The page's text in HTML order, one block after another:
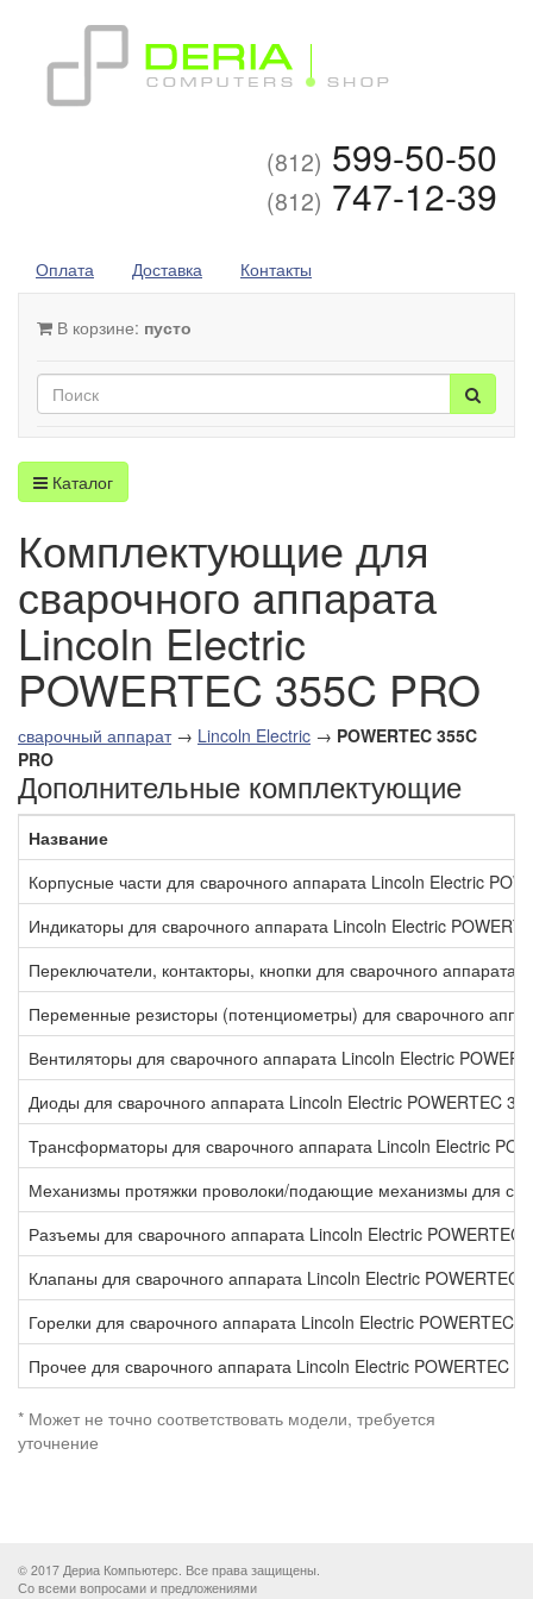
(812) 599-50-50
(812) 747-12-39
Оплата Доставка Контакты
В корзине: пусто
Каталог
Комплектующие для
сварочного аппарата
Lincoln Electric
POWERTEC 355C PRO
сварочный аппарат→ Lincoln Electric → POWERTEC 355C
PRO
Дополнительные комплектующие
Название
Корпусные части для сварочного аппарата Lincoln Electric
Индикаторы для сварочного аппарата Lincoln Electric
Переключатели, контакторы, кнопки для сварочного аппарата
Переменные резисторы (потенциометры) для сварочного
Вентиляторы для сварочного аппарата Lincoln Electric
Диоды для сварочного аппарата Lincoln Electric POWERTEC
Трансформаторы для сварочного аппарата Lincoln Electric
Механизмы протяжки проволоки/подающие механизмы для
Разъемы для сварочного аппарата Lincoln Electric POWERTEC
Клапаны для сварочного аппарата Lincoln Electric POWERTEC
Горелки для сварочного аппарата Lincoln Electric POWERTEC
Прочее для сварочного аппарата Lincoln Electric POWERTEC
* Может не точно соответствовать модели, требуется
уточнение
© 2017 Дериа Компьютерс. Все права защищены.
Со всеми вопросами и предложениями